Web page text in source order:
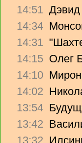
14:51 Дэвид
14:34
14:31
14:15 Олег
14:10
14:02
13:54
13:42
13:32